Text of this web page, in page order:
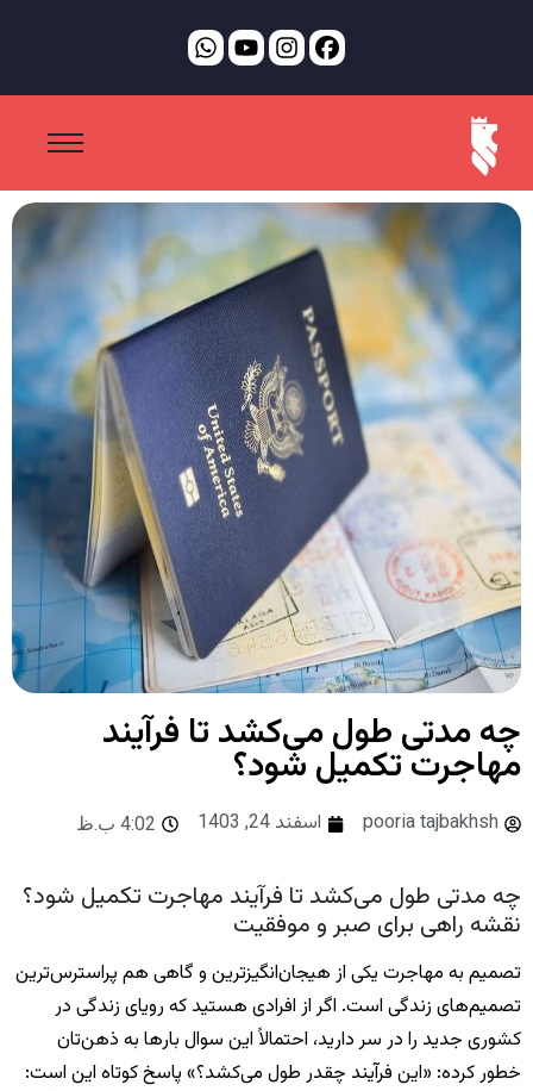
چه مدتی طول می‌کشد تا فرآیند
مهاجرت تکمیل شود؟
pooria tajbakhsh اسفند 24, 1403 4:02 ب.ظ
چه مدتی طول می‌کشد تا فرآیند مهاجرت تکمیل شود؟
نقشه راهی برای صبر و موفقیت
تصمیم به مهاجرت یکی از هیجان‌انگیزترین و گاهی هم پراسترس‌ترین
تصمیم‌های زندگی است. اگر از افرادی هستید که رویای زندگی در
کشوری جدید را در سر دارید، احتمالاً این سوال بارها به ذهن‌تان
خطور کرده: «این فرآیند چقدر طول می‌کشد؟» پاسخ کوتاه این است: